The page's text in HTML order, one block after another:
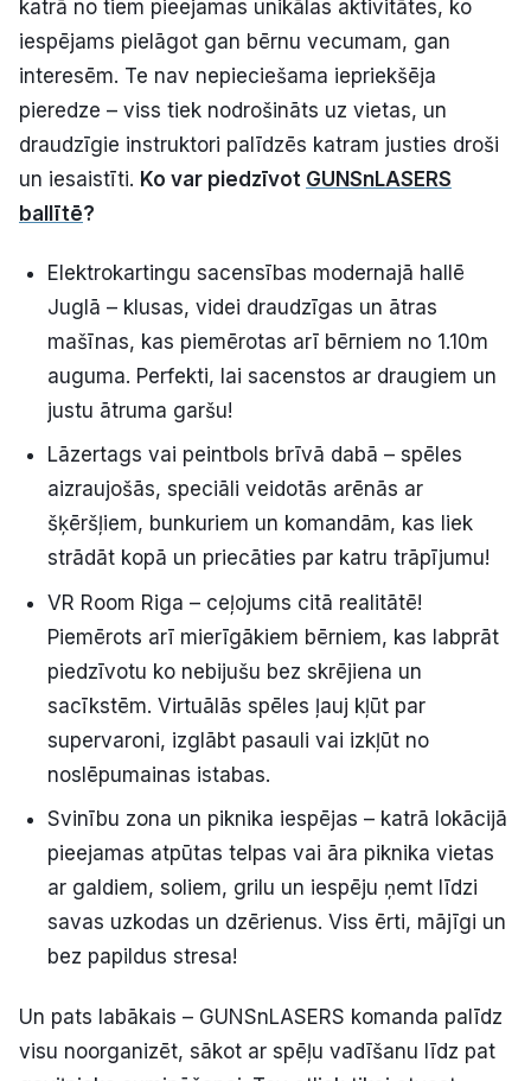
katrā no tiem pieejamas unikālas aktivitātes, ko
iespējams pielāgot gan bērnu vecumam, gan
interesēm. Te nav nepieciešama iepriekšēja
pieredze – viss tiek nodrošināts uz vietas, un
draudzīgie instruktori palīdzēs katram justies droši
un iesaistīti. Ko var piedzīvot GUNSnLASERS
ballītē?
Elektrokartingu sacensības modernajā hallē
Juglā – klusas, videi draudzīgas un ātras
mašīnas, kas piemērotas arī bērniem no 1.10m
auguma. Perfekti, lai sacenstos ar draugiem un
justu ātruma garšu!
Lāzertags vai peintbols brīvā dabā – spēles
aizraujošās, speciāli veidotās arēnās ar
šķēršļiem, bunkuriem un komandām, kas liek
strādāt kopā un priecāties par katru trāpījumu!
VR Room Riga – ceļojums citā realitātē!
Piemērots arī mierīgākiem bērniem, kas labprāt
piedzīvotu ko nebijušu bez skrējiena un
sacīkstēm. Virtuālās spēles ļauj kļūt par
supervaroni, izglābt pasauli vai izkļūt no
noslēpumainas istabas.
Svinību zona un piknika iespējas – katrā lokācijā
pieejamas atpūtas telpas vai āra piknika vietas
ar galdiem, soliem, grilu un iespēju ņemt līdzi
savas uzkodas un dzērienus. Viss ērti, mājīgi un
bez papildus stresa!
Un pats labākais – GUNSnLASERS komanda palīdz
visu noorganizēt, sākot ar spēļu vadīšanu līdz pat